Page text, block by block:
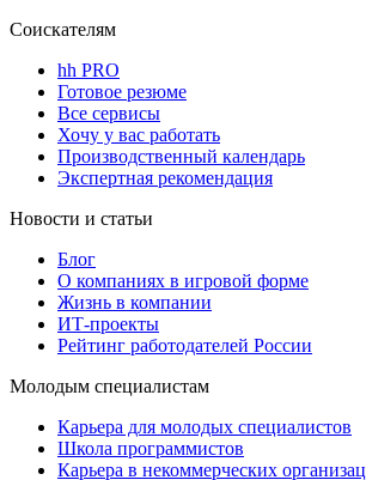
Соискателям
hh PRO
Готовое резюме
Все сервисы
Хочу у вас работать
Производственный календарь
Экспертная рекомендация
Новости и статьи
Блог
О компаниях в игровой форме
Жизнь в компании
ИТ-проекты
Рейтинг работодателей России
Молодым специалистам
Карьера для молодых специалистов
Школа программистов
Карьера в некоммерческих